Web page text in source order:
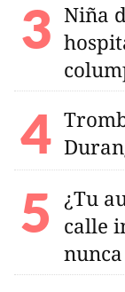
Niña
¿Tu
calle